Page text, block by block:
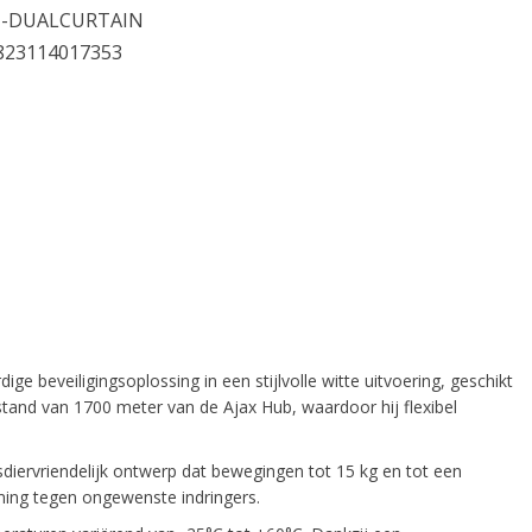
DUALCURTAIN
beveiligingsoplossing in een stijlvolle witte uitvoering, geschikt
van 1700 meter van de Ajax Hub, waardoor hij flexibel
ontwerp dat bewegingen tot 15 kg en tot een
tegen ongewenste indringers.